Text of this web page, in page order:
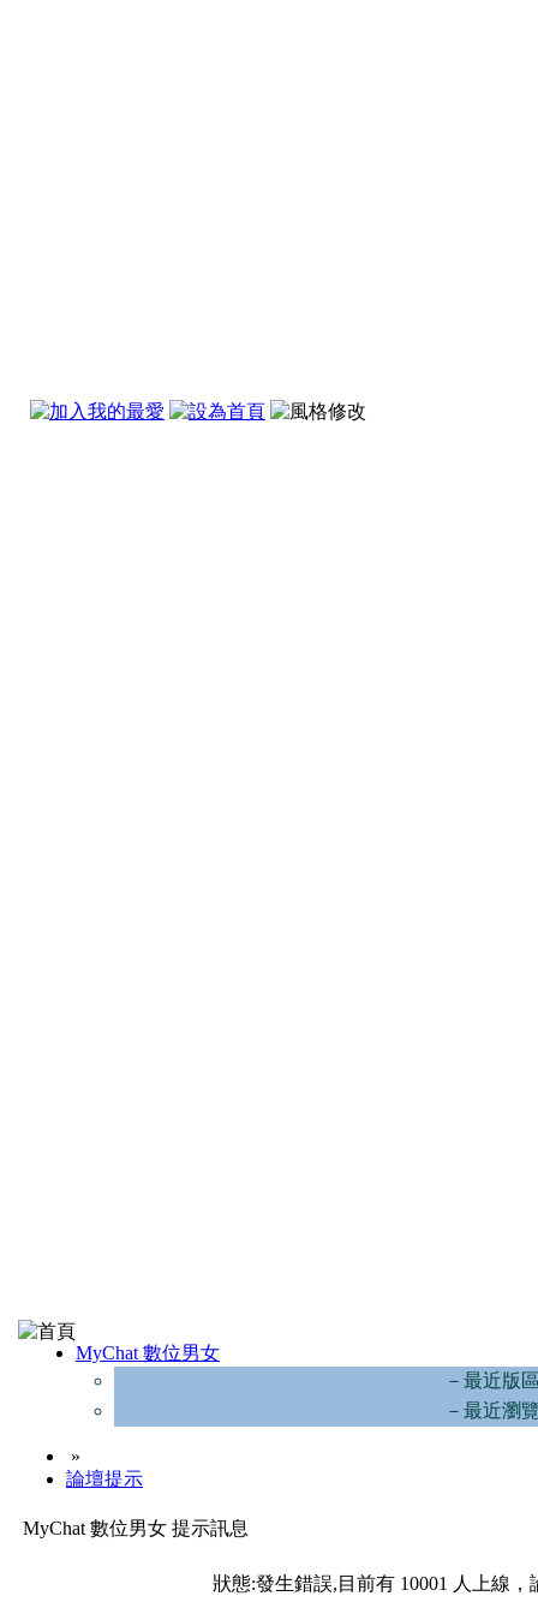
MyChat 數位男女
－最近版
－最近瀏
»
論壇提示
MyChat 數位男女 提示訊息
狀態:發生錯誤,目前有 10001 人上線